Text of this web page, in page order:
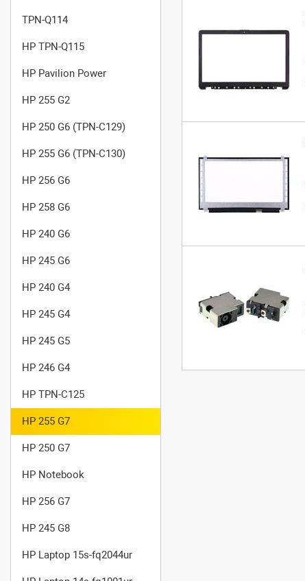
TPN-Q114
HP TPN-Q115
HP Pavilion Power
HP 255 G2
HP 250 G6 (TPN-C129)
HP 255 G6 (TPN-C130)
HP 256 G6
HP 258 G6
HP 240 G6
HP 245 G6
HP 240 G4
HP 245 G4
HP 245 G5
HP 246 G4
HP TPN-C125
HP 255 G7
HP 250 G7
HP Notebook
HP 256 G7
HP 245 G8
HP Laptop 15s-fq2044ur